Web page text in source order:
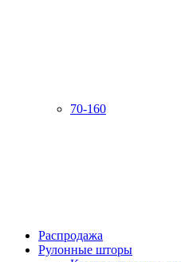
70-160
Распродажа
Рулонные шторы